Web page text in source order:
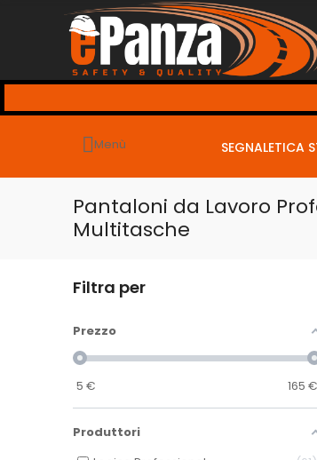
Menù SEGNALETICA
Pantaloni da Lavoro
Multitasche
Filtra per
Prezzo
5 € 165 €
Produttori